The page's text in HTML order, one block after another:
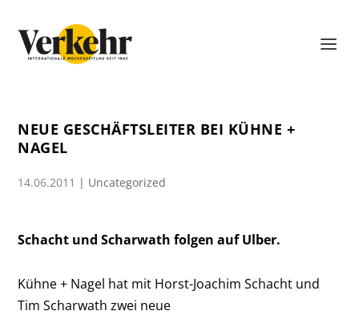
NEUE GESCHÄFTSLEITER BEI KÜHNE +
NAGEL
14.06.2011 | Uncategorized
Schacht und Scharwath folgen auf Ulber.
Kühne + Nagel hat mit Horst-Joachim Schacht und
Tim Scharwath zwei neue